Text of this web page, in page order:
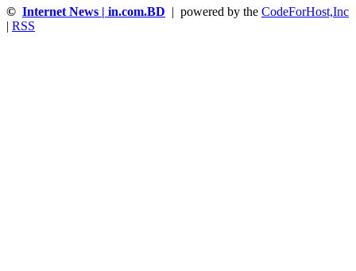
© Internet News | in.com.BD | powered by the CodeForHost,Inc
RSS